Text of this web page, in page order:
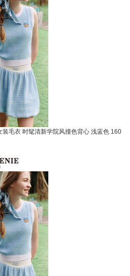
毛衣 时髦清新学院风撞色背心 浅蓝色 160